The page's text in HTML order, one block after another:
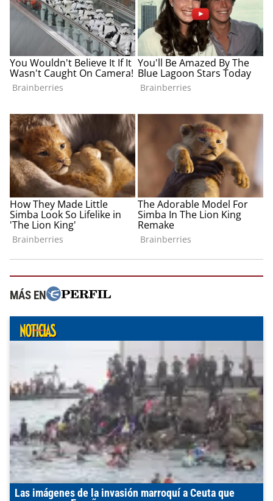
MÁS EN
Las imágenes de la invasión marroquí a Ceuta que